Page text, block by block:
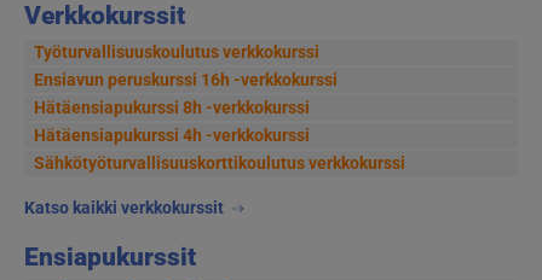
Verkkokurssit
Työturvallisuuskoulutus verkkokurssi
Ensiavun peruskurssi 16h -verkkokurssi
Hätäensiapukurssi 8h -verkkokurssi
Hätäensiapukurssi 4h -verkkokurssi
Sähkötyöturvallisuus­korttikoulutus verkkokurssi
Katso kaikki verkkokurssit
Ensiapukurssit